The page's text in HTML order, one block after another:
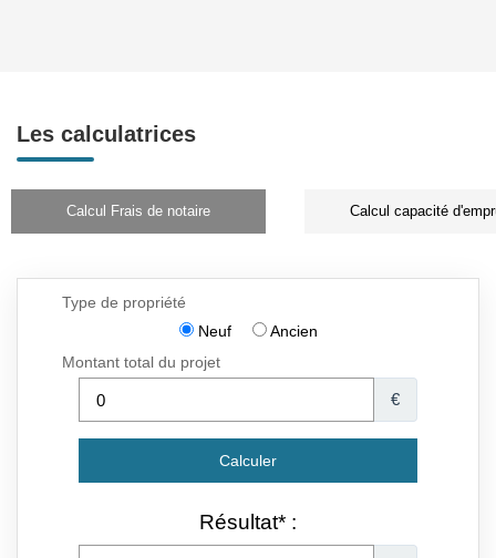
Les calculatrices
Calcul Frais de notaire Calcul capacité